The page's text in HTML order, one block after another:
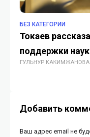
БЕЗ КАТЕГОРИИ
Токаев
поддержки
ГУЛЬНУР КАКИМЖАНОВА
Добавить
Ваш адрес email не